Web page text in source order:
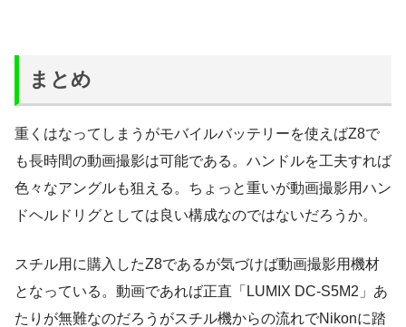
まとめ
重くはなってしまうがモバイルバッテリーを使えばZ8で
も長時間の動画撮影は可能である。ハンドルを工夫すれば
色々なアングルも狙える。ちょっと重いが動画撮影用ハン
ドヘルドリグとしては良い構成なのではないだろうか。
スチル用に購入したZ8であるが気づけば動画撮影用機材
となっている。動画であれば正直「LUMIX DC-S5M2」あ
たりが無難なのだろうがスチル機からの流れでNikonに踏